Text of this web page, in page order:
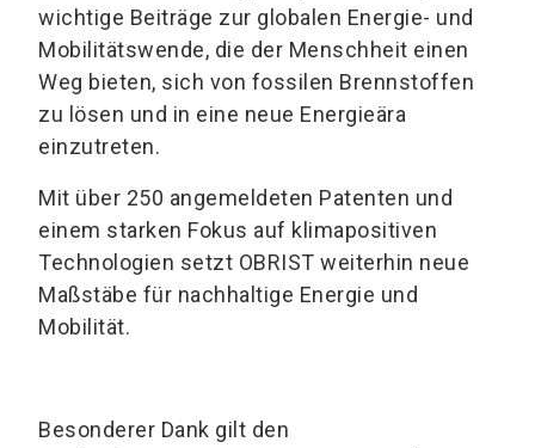
wichtige Beiträge zur globalen Energie- und
Mobilitätswende, die der Menschheit einen
Weg bieten, sich von fossilen Brennstoffen
zu lösen und in eine neue Energieära
einzutreten.
Mit über 250 angemeldeten Patenten und
einem starken Fokus auf klimapositiven
Technologien setzt OBRIST weiterhin neue
Maßstäbe für nachhaltige Energie und
Mobilität.
Besonderer Dank gilt den